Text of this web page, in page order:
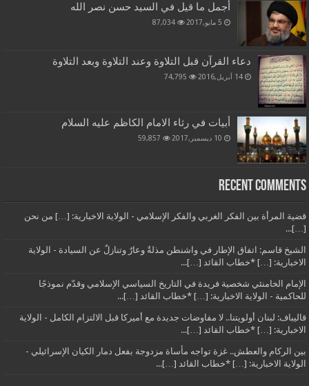
أجمل ما قيل في السيد حسن نصر الله
5 مايو,2017 87,034
دعاء القرآن قبل التلاوة وعند التلاوة وبعد التلاوة
14 أبريل,2016 74,795
أبيات في رثاء الامام الكاظم عليه السلام
10 ديسمبر,2017 59,857
Recent Comments
قضية المرأة بين الفكر الغربي والفكر الإسلامي - الولاية الاخبارية: […] من نحن
[…]...
الشيخ قاسم: اتفاق الإطار في واشنطن مذلةٌ وعارٌ وتنازلٌ عن السيادة - الولاية
الاخبارية: […] *خطاب القائد […]...
الإمام الخامنئي شخصية فريدة في التاريخ السياسي الإسلامي وقدّم نموذجًا
للحاكمية - الولاية الاخبارية: […] *خطاب القائد […]...
قاليباف: لبنان أولويتنا.. لا مفاوضات جديدة مع أميركا قبل الالتزام الكامل - الولاية
الاخبارية: […] *خطاب القائد […]...
بين الركام والعطش.. غزة تواجه مأساة مزدوجة بفعل دمار الكيان الإسرائيلي -
الولاية الاخبارية: […] *خطاب القائد […]...